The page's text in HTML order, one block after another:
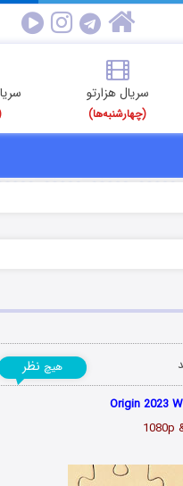
سریال هزارتو
(چهارشنبه‌ها)
هیچ نظر